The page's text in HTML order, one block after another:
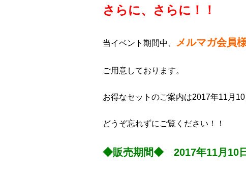
さらに、さらに！！
当イベント期間中、 メルマガ会員
ご用意しております。
お得なセットのご案内は2017年11月
どうぞ忘れずにご覧ください！！
◆販売期間◆ 2017年11月10日